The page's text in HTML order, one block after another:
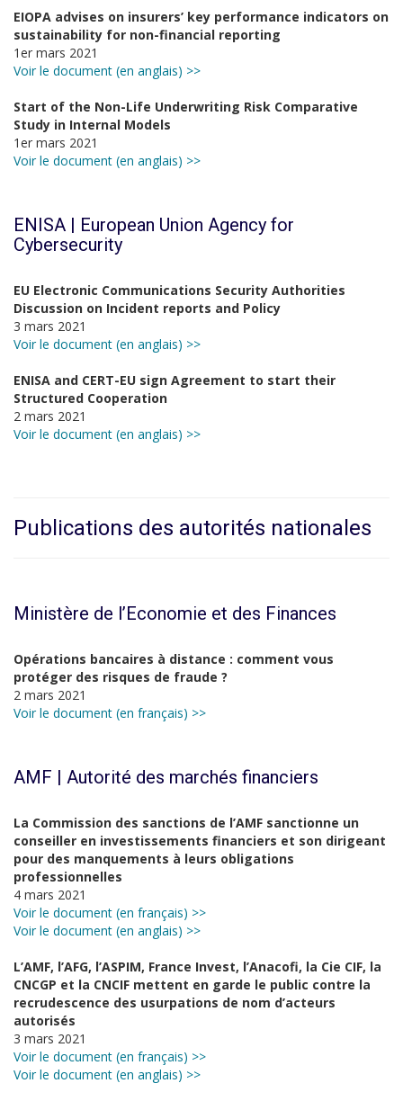
EIOPA advises on insurers’ key performance indicators on
sustainability for non-financial reporting
1er mars 2021
Voir le document (en anglais) >>
Start of the Non-Life Underwriting Risk Comparative
Study in Internal Models
1er mars 2021
Voir le document (en anglais) >>
ENISA | European Union Agency for
Cybersecurity
EU Electronic Communications Security Authorities
Discussion on Incident reports and Policy
3 mars 2021
Voir le document (en anglais) >>
ENISA and CERT-EU sign Agreement to start their
Structured Cooperation
2 mars 2021
Voir le document (en anglais) >>
Publications des autorités nationales
Ministère de l’Economie et des Finances
Opérations bancaires à distance : comment vous
protéger des risques de fraude ?
2 mars 2021
Voir le document (en français) >>
AMF | Autorité des marchés financiers
La Commission des sanctions de l’AMF sanctionne un
conseiller en investissements financiers et son dirigeant
pour des manquements à leurs obligations
professionnelles
4 mars 2021
Voir le document (en français) >>
Voir le document (en anglais) >>
L’AMF, l’AFG, l’ASPIM, France Invest, l’Anacofi, la Cie CIF, la
CNCGP et la CNCIF mettent en garde le public contre la
recrudescence des usurpations de nom d’acteurs
autorisés
3 mars 2021
Voir le document (en français) >>
Voir le document (en anglais) >>